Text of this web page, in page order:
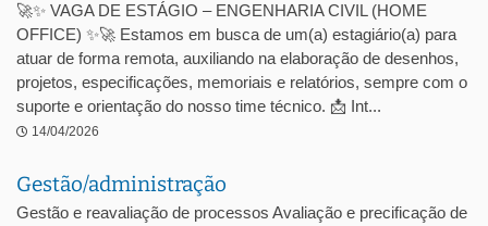
🚀✨ VAGA DE ESTÁGIO – ENGENHARIA CIVIL (HOME
OFFICE) ✨🚀 Estamos em busca de um(a) estagiário(a) para
atuar de forma remota, auxiliando na elaboração de desenhos,
projetos, especificações, memoriais e relatórios, sempre com o
suporte e orientação do nosso time técnico. 📩 Int...
14/04/2026
Gestão/administração
Gestão e reavaliação de processos Avaliação e precificação de